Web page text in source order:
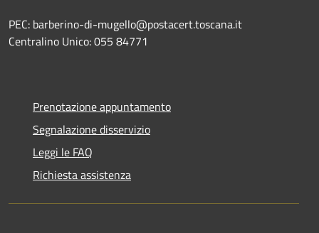
PEC: barberino-di-mugello@postacert.toscana.it
Centralino Unico: 055 84771
Prenotazione appuntamento
Segnalazione disservizio
Leggi le FAQ
Richiesta assistenza